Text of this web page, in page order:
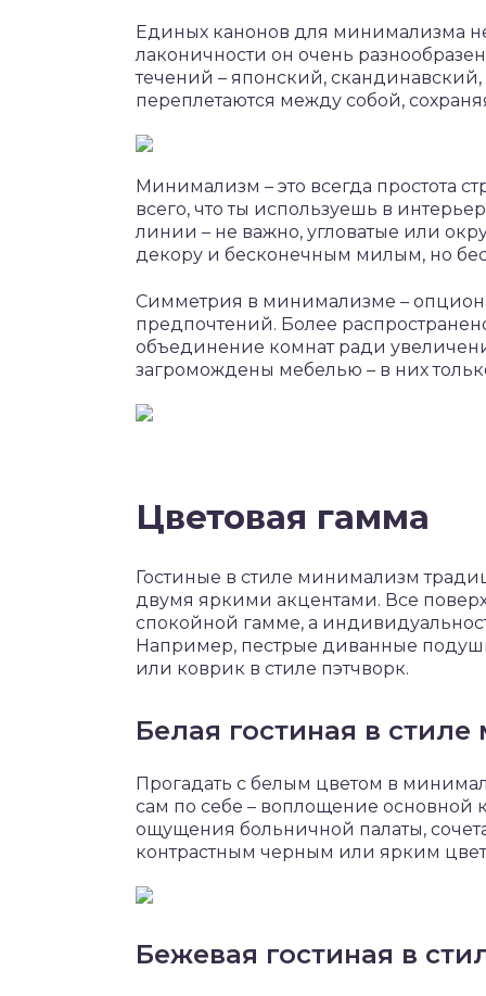
Единых канонов для минимализма
лаконичности он очень
течений – японский,
переплетаются между собой,
Минимализм – это всегда простота
всего, что ты используешь в
линии – не важно, угловатые или
декору и бесконечным милым, но
Симметрия в минимализме –
предпочтений. Более
объединение комнат ради
загромождены мебелью – в них
Цветовая гамма
Гостиные в стиле минимализм
двумя яркими акцентами. Все
спокойной гамме, а
Например, пестрые диванные
или коврик в стиле пэтчворк.
Белая гостиная в
Прогадать с белым цветом в
сам по себе – воплощение основной
ощущения больничной палаты,
контрастным черным или ярким
Бежевая гостиная в